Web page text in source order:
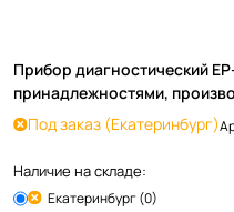
Прибор диагностический
принадлежностями,
Под заказ (Екатеринбург)
Наличие на складе:
Екатеринбург (0)